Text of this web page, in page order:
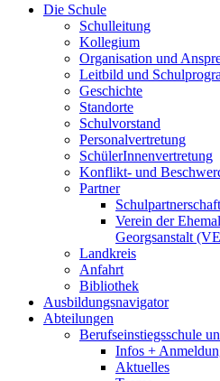
Die Schule
Schulleitung
Kollegium
Organisation und
Leitbild und
Geschichte
Standorte
Schulvorstand
Personalvertretung
SchülerInnenvertretung
Konflikt- und
Partner
Verein der
Georgsanstalt
Landkreis
Anfahrt
Bibliothek
Ausbildungsnavigator
Abteilungen
Berufseinstiegsschule
Infos +
Aktuelles